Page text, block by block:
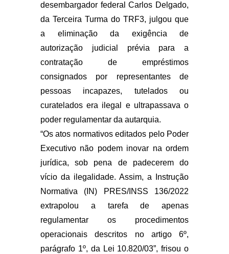
desembargador federal Carlos Delgado,
da Terceira Turma do TRF3, julgou que
a eliminação da exigência de
autorização judicial prévia para a
contratação de empréstimos
consignados por representantes de
pessoas incapazes, tutelados ou
curatelados era ilegal e ultrapassava o
poder regulamentar da autarquia.
“Os atos normativos editados pelo Poder
Executivo não podem inovar na ordem
jurídica, sob pena de padecerem do
vício da ilegalidade. Assim, a Instrução
Normativa (IN) PRES/INSS 136/2022
extrapolou a tarefa de apenas
regulamentar os procedimentos
operacionais descritos no artigo 6º,
parágrafo 1º, da Lei 10.820/03”, frisou o